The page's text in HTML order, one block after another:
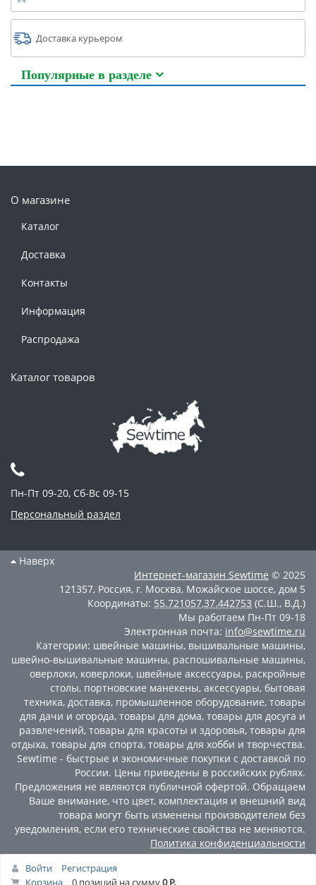
Доставка курьером
Популярные в разделе
О магазине
Каталог
Доставка
Контакты
Информация
Распродажа
Каталог товаров
Пн-Пт 09-20, Сб-Вс 09-15
Персональный раздел
Наверх
Интернет-магазин Sewtime © 2025
121357, Россия, г. Москва, Можайское шоссе, дом 5
Координаты: 55.721057,37.442753 (С.Ш., В.Д.)
Мы работаем Пн-Пт 09-18
Электронная почта: info@sewtime.ru
Категории: швейные машины, вышивальные машины,
швейно-вышивальные машины, распошивальные машины,
оверлоки, коверлоки, швейные аксессуары, раскройные
столы, портновские манекены, аксессуары, бытовая
техника, доставка, промышленное оборудование, товары
для дачи и огорода, товары для дома, товары для досуга и
развлечений, товары для красоты и здоровья, товары для
отдыха, товары для спорта, товары для хобби и творчества.
Sewtime - быстрые и экономичные покупки с доставкой по
России. Цены приведены в российских рублях.
Предложения не являются публичной офертой. Обращаем
Ваше внимание, что цвет, комплектация и внешний вид
товара могут быть изменены производителем без
уведомления, если его технические свойства не меняются.
Политика конфиденциальности
Войти
Регистрация
Корзина
0 позиций на сумму0 Р.